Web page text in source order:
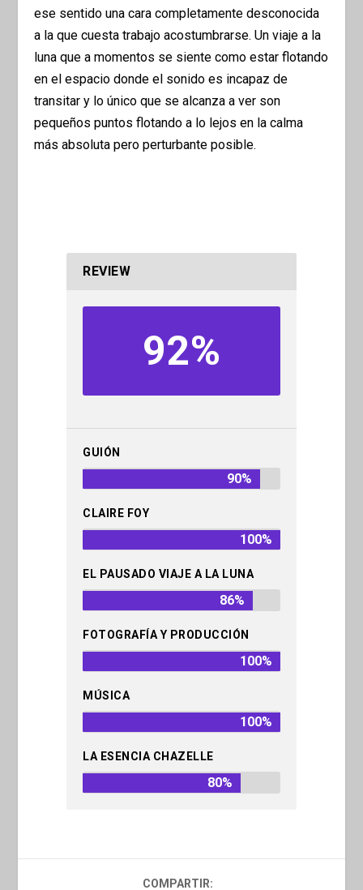
ese sentido una cara completamente desconocida
a la que cuesta trabajo acostumbrarse. Un viaje a la
luna que a momentos se siente como estar flotando
en el espacio donde el sonido es incapaz de
transitar y lo único que se alcanza a ver son
pequeños puntos flotando a lo lejos en la calma
más absoluta pero perturbante posible.
REVIEW
92%
GUIÓN
90%
CLAIRE FOY
100%
EL PAUSADO VIAJE A LA LUNA
86%
FOTOGRAFÍA Y PRODUCCIÓN
100%
MÚSICA
100%
LA ESENCIA CHAZELLE
80%
COMPARTIR: